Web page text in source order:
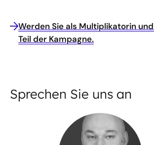
Werden Sie als Multiplikatorin
Teil der Kampagne.
Sprechen Sie uns an